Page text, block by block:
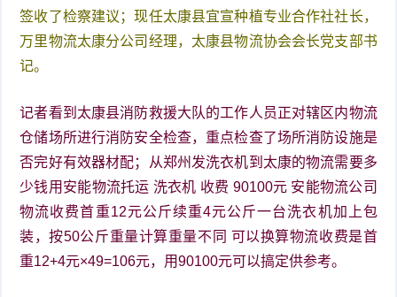
签收了检察建议；现任太康县宜宣种植专业合作社社长，
万里物流太康分公司经理，太康县物流协会会长党支部书
记。
记者看到太康县消防救援大队的工作人员正对辖区内物流
仓储场所进行消防安全检查，重点检查了场所消防设施是
否完好有效器材配；从郑州发洗衣机到太康的物流需要多
少钱用安能物流托运 洗衣机 收费 90100元 安能物流公司
物流收费首重12元公斤续重4元公斤一台洗衣机加上包
装，按50公斤重量计算重量不同 可以换算物流收费是首
重12+4元×49=106元，用90100元可以搞定供参考。